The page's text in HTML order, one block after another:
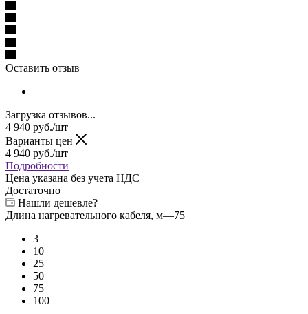
Оставить отзыв
Загрузка отзывов...
4 940 руб./шт
Варианты цен
4 940 руб./шт
Подробности
Цена указана без учета НДС
Достаточно
Нашли дешевле?
Длина нагревательного кабеля, м—75
3
10
25
50
75
100